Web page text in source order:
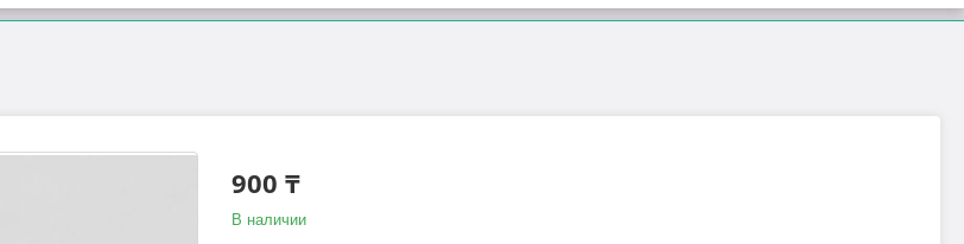
900 ₸
В наличии